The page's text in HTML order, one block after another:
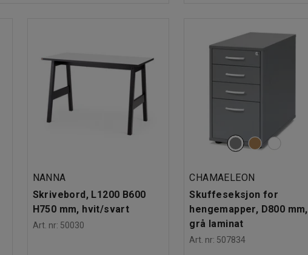
NANNA
Skrivebord, L1200 B600
H750 mm, hvit/svart
Art. nr: 50030
CHAMAELEON
Skuffeseksjon for
hengemapper, D800 mm,
grå laminat
Art. nr: 507834